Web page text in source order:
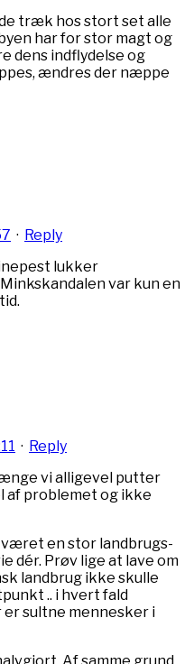
træk hos stort set alle
har for stor magt og
dens indflydelse og
ændres der næppe
· Reply
lukker
var kun en
· Reply
vi alligevel putter
af problemet og ikke
været en stor landbrugs-
dér. Prøv lige at lave om
landbrug ikke skulle
.. i hvert fald
sultne mennesker i